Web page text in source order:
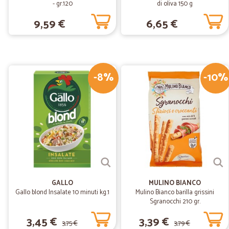
- gr.120
9,59 €
di oliva 150 g
6,65 €
-8%
GALLO
Gallo blond Insalate 10 minuti kg.1
3,45 € 3,75 €
-10%
MULINO BIANCO
Mulino Bianco barilla grissini
Sgranocchi 210 gr.
3,39 € 3,79 €